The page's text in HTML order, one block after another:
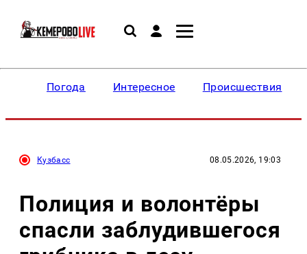
Погода Интересное Происшествия
Кузбасс 08.05.2026, 19:03
Полиция и волонтёры
спасли заблудившегося